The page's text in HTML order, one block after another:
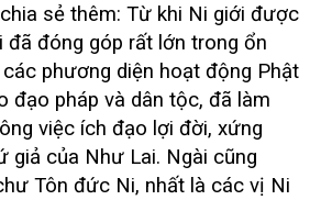
sẻ thêm: Từ khi Ni giới được
đã đóng góp rất lớn trong ổn
phương diện hoạt động Phật
đạo pháp và dân tộc, đã làm
việc ích đạo lợi đời, xứng
giả của Như Lai. Ngài cũng
Tôn đức Ni, nhất là các vị Ni